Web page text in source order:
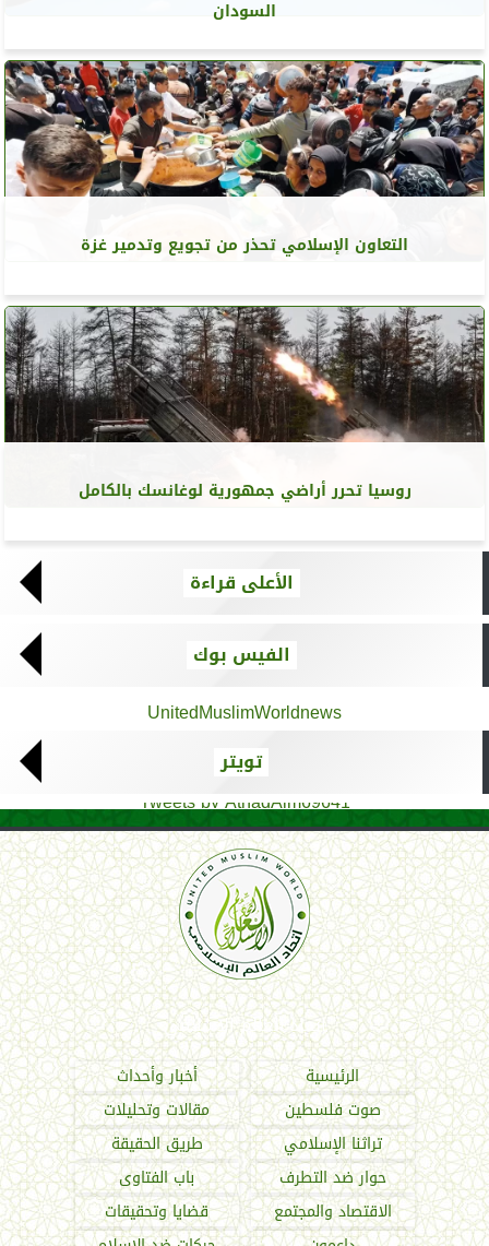
السودان
التعاون الإسلامي تحذر من تجويع وتدمير غزة
روسيا تحرر أراضي جمهورية لوغانسك بالكامل
الأعلى قراءة
الفيس بوك
UnitedMuslimWorldnews
تويتر
Tweets by AthadAlm69641
اتحاد العالم الإسلامي
الرئيسية
أخبار وأحداث
صوت فلسطين
مقالات وتحليلات
تراثنا الإسلامي
طريق الحقيقة
حوار ضد التطرف
باب الفتاوى
الاقتصاد والمجتمع
قضايا وتحقيقات